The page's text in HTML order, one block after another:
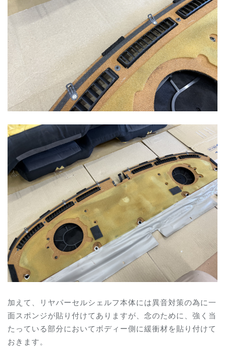
加えて、リヤパーセルシェルフ本体には異音対策の為に一
面スポンジが貼り付けてありますが、念のために、強く当
たっている部分においてボディー側に緩衝材を貼り付けて
おきます。